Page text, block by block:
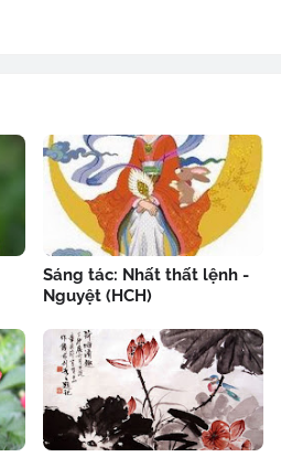
Sáng tác: Nhất thất lệnh -
Nguyệt (HCH)